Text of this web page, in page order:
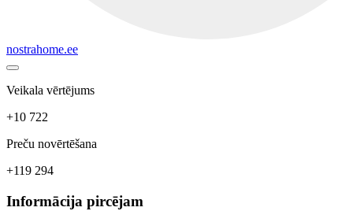
nostrahome.ee
Veikala vērtējums
+10 722
Preču novērtēšana
+119 294
Informācija pircējam